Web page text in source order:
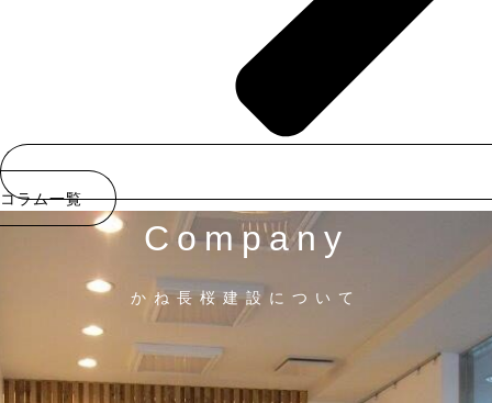
コラム一覧
Company
かね長桜建設について